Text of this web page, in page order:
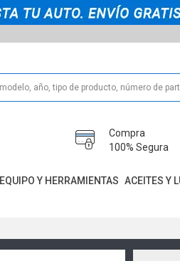
Compra
100% Segura
EQUIPO Y HERRAMIENTAS ACEITES Y